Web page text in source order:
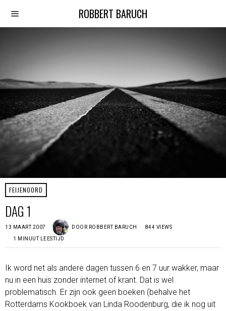
ROBBERT BARUCH
FEIJENOORD
DAG 1
13 MAART 2007 DOOR ROBBERT BARUCH 844 VIEWS
1 MINUUT LEESTIJD
Ik word net als andere dagen tussen 6 en 7 uur wakker, maar
nu in een huis zonder internet of krant. Dat is wel
problematisch. Er zijn ook geen boeken (behalve het
Rotterdams Kookboek van Linda Roodenburg, die ik nog uit